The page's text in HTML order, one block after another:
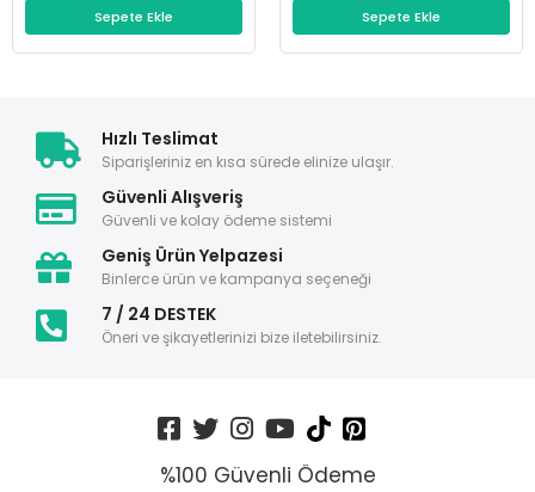
Sepete Ekle Sepete Ekle
Hızlı Teslimat
Siparişleriniz en kısa sürede elinize ulaşır.
Güvenli Alışveriş
Güvenli ve kolay ödeme sistemi
Geniş Ürün Yelpazesi
Binlerce ürün ve kampanya seçeneği
7 / 24 DESTEK
Öneri ve şikayetlerinizi bize iletebilirsiniz.
%100 Güvenli Ödeme